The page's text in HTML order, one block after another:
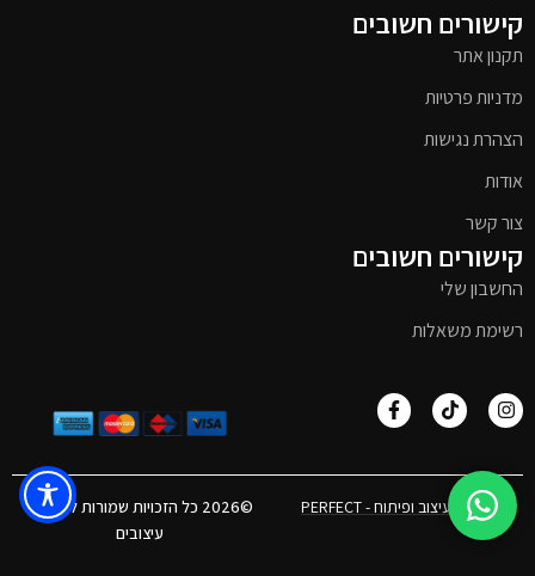
קישורים חשובים
תקנון אתר
מדניות פרטיות
הצהרת נגישות
אודות
צור קשר
קישורים חשובים
החשבון שלי
רשימת משאלות
אפיון, עיצוב ופיתוח - PERFECT
©2026 כל הזכויות שמורות לטימבר
עיצובים